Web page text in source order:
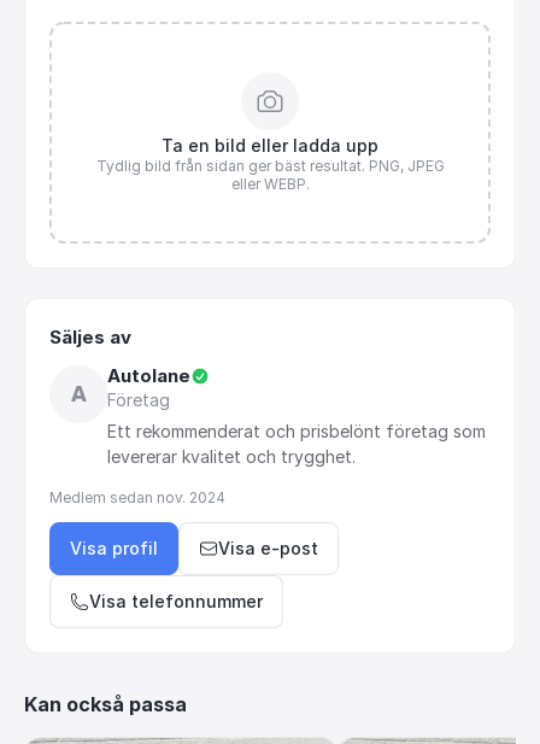
Ta en bild eller ladda upp
Tydlig bild från sidan ger bäst resultat. PNG, JPEG
eller WEBP.
Säljes av
A
Autolane
Företag
Ett rekommenderat och prisbelönt företag som
levererar kvalitet och trygghet.
Medlem sedan nov. 2024
Visa profil Visa e-post
Visa telefonnummer
Kan också passa